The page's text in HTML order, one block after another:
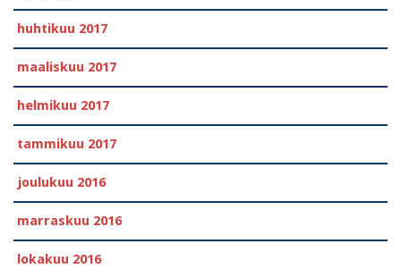
huhtikuu 2017
maaliskuu 2017
helmikuu 2017
tammikuu 2017
joulukuu 2016
marraskuu 2016
lokakuu 2016